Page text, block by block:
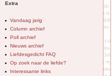
Extra
Vandaag jarig
Column archief
Poll archief
Nieuws archief
Liefdesgedicht FAQ
Op zoek naar de liefde?
Interessante links